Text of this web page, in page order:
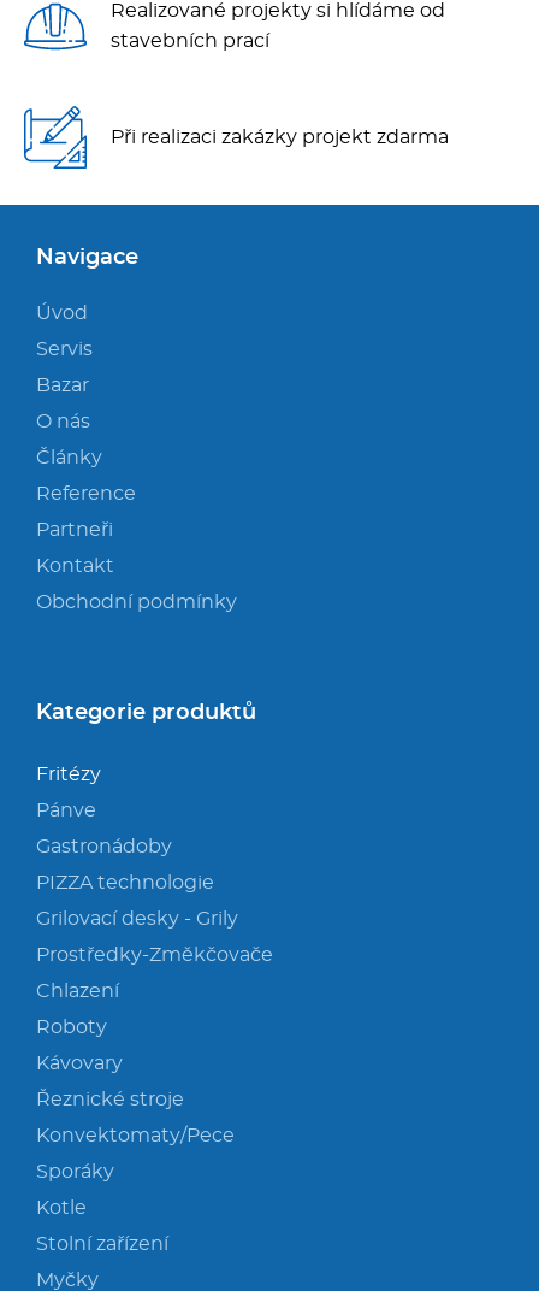
Realizované projekty si hlídáme od
stavebních prací
Při realizaci zakázky projekt zdarma
Navigace
Úvod
Servis
Bazar
O nás
Články
Reference
Partneři
Kontakt
Obchodní podmínky
Kategorie produktů
Fritézy
Pánve
Gastronádoby
PIZZA technologie
Grilovací desky - Grily
Prostředky-Změkčovače
Chlazení
Roboty
Kávovary
Řeznické stroje
Konvektomaty/Pece
Sporáky
Kotle
Stolní zařízení
Myčky